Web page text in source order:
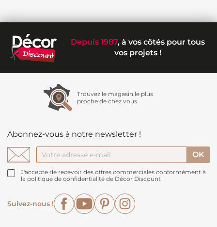
Depuis 1987, à vos côtés pour tous
vos projets !
Trouvez le magasin le plus
proche de chez vous
Abonnez-vous à notre newsletter !
J'accepte de recevoir des offres commerciales conformément à
la politique de confidentialité de Décor Discount
Suivez-nous !
FacebookYouTubePinterest